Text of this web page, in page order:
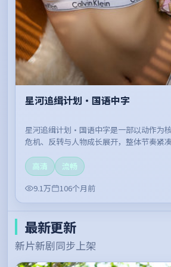
星河追缉计划·国语中字
星河追缉计划·国语中字是一部以动作为
危机、反转与人物成长展开，整体节奏紧
高清
流畅
9.1万
106个月前
最新更新
新片新剧同步上架